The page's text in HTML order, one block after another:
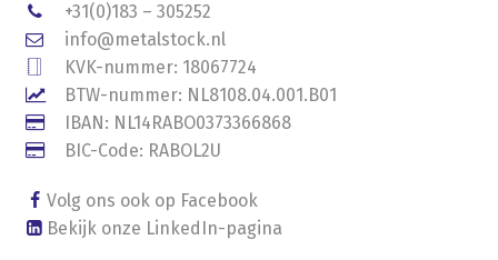
+31(0)183 – 305252
info@metalstock.nl
KVK-nummer: 18067724
BTW-nummer: NL8108.04.001.B01
IBAN: NL14RABO0373366868
BIC-Code: RABOL2U
Volg ons ook op Facebook
Bekijk onze LinkedIn-pagina